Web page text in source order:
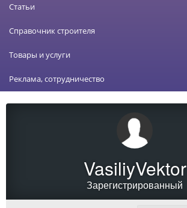
Статьи
Справочник строителя
Товары и услуги
Реклама, сотрудничество
VasiliyVektor
Зарегистрированный